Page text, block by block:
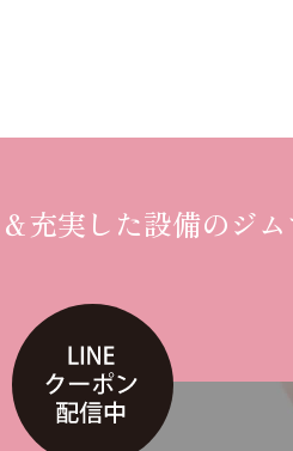
＆充実した設備のジ